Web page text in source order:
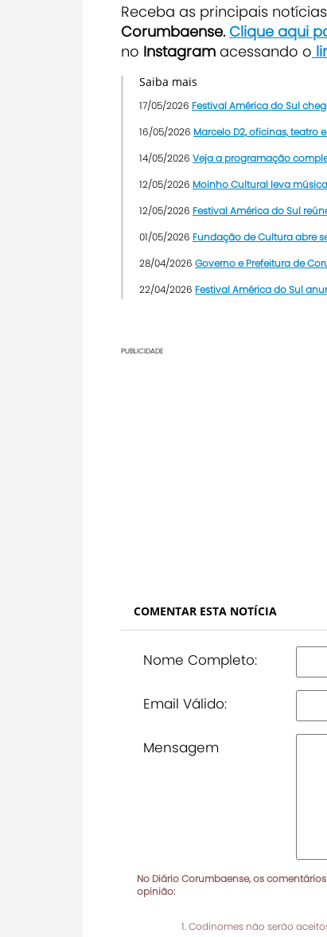
Receba as principais
Corumbaense.Clique aqui
no Instagram acessando o
Saiba mais
17/05/2026 Festival América do Sul
16/05/2026 Marcelo D2, oficinas,
14/05/2026 Veja a programação
12/05/2026 Moinho Cultural leva
12/05/2026 Festival América do Sul
01/05/2026 Fundação de Cultura abre
28/04/2026 Governo e Prefeitura de
22/04/2026 Festival América do Sul
PUBLICIDADE
COMENTAR ESTA NOTÍCIA
Nome Completo:
Email Válido:
Mensagem
No Diário Corumbaense, os
opinião:
Codinomes não serão